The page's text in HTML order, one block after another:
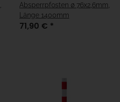
Absperrpfosten ø 76x2,6mm,
Länge 1400mm
71,90 € *